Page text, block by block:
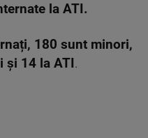
la ATI.
180 sunt minori,
14 la ATI .